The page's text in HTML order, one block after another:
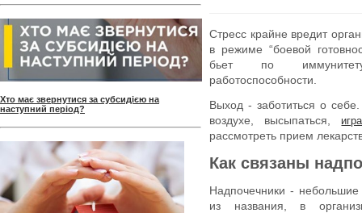
Хто має звернутися за субсидією на
наступний період?
Стресс крайне вредит
в режиме “боевой
бьет по иммунитету,
работоспособности.
Выход - заботиться о
воздухе, высыпаться,
рассмотреть прием
Как связаны
Надпочечники -
из названия, в